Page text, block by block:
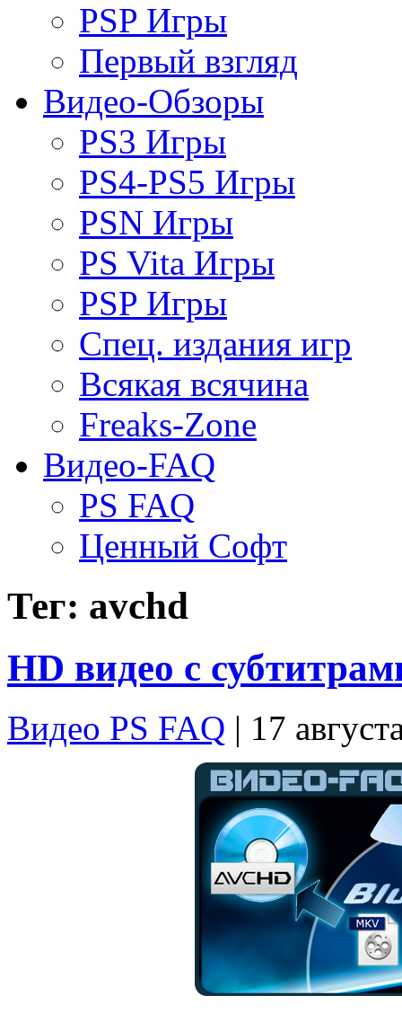
PSP Игры
Первый взгляд
Видео-Обзоры
PS3 Игры
PS4-PS5 Игры
PSN Игры
PS Vita Игры
PSP Игры
Спец. издания игр
Всякая всячина
Freaks-Zone
Видео-FAQ
PS FAQ
Ценный Софт
Тег: avchd
HD видео с
Видео PS FAQ | 17